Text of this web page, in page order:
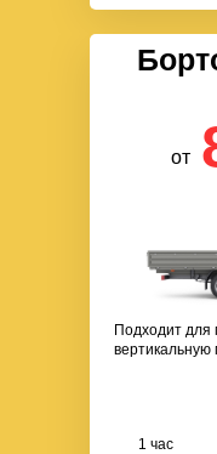
Подходит для
вертикальную
от
1 час